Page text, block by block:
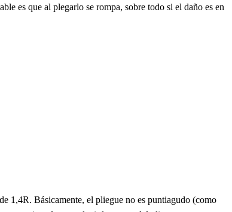
es que al plegarlo se rompa, sobre todo si el daño es en
1,4R. Básicamente, el pliegue no es puntiagudo (como